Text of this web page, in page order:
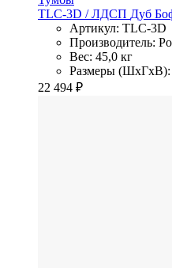
TLC-3D / ЛДСП Дуб
Артикул: TLC-3D
Производитель:
Вес: 45,0 кг
Размеры (ШхГхВ):
22 494 ₽